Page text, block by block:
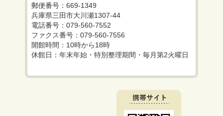
郵便番号：669-1349
兵庫県三田市大川瀬1307-44
電話番号：079-560-7552
ファクス番号：079-560-7556
開館時間：10時から18時
休館日：年末年始・特別整理期間・毎月第2火曜日